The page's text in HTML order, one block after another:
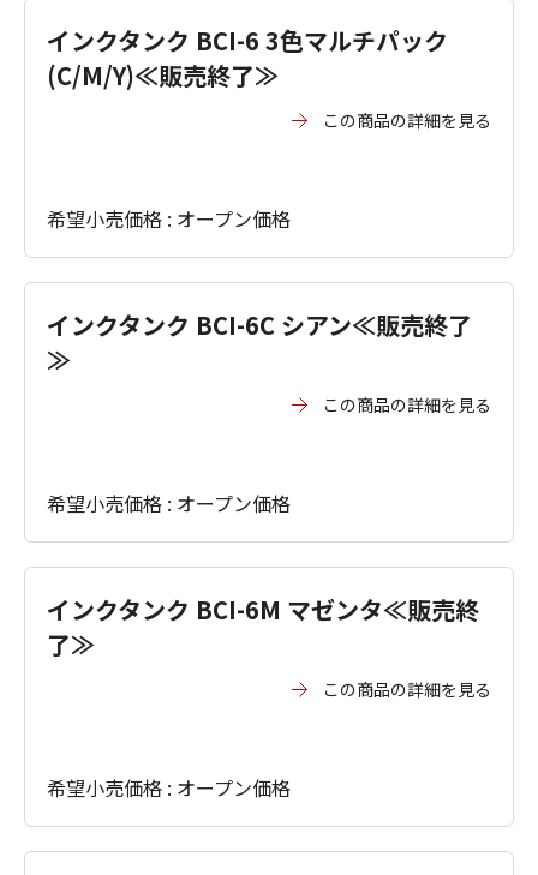
インクタンク BCI-6 3色マルチパック
(C/M/Y)≪販売終了≫
この商品の詳細を見る
希望小売価格 : オープン価格
インクタンク BCI-6C シアン≪販売終了
≫
この商品の詳細を見る
希望小売価格 : オープン価格
インクタンク BCI-6M マゼンタ≪販売終
了≫
この商品の詳細を見る
希望小売価格 : オープン価格